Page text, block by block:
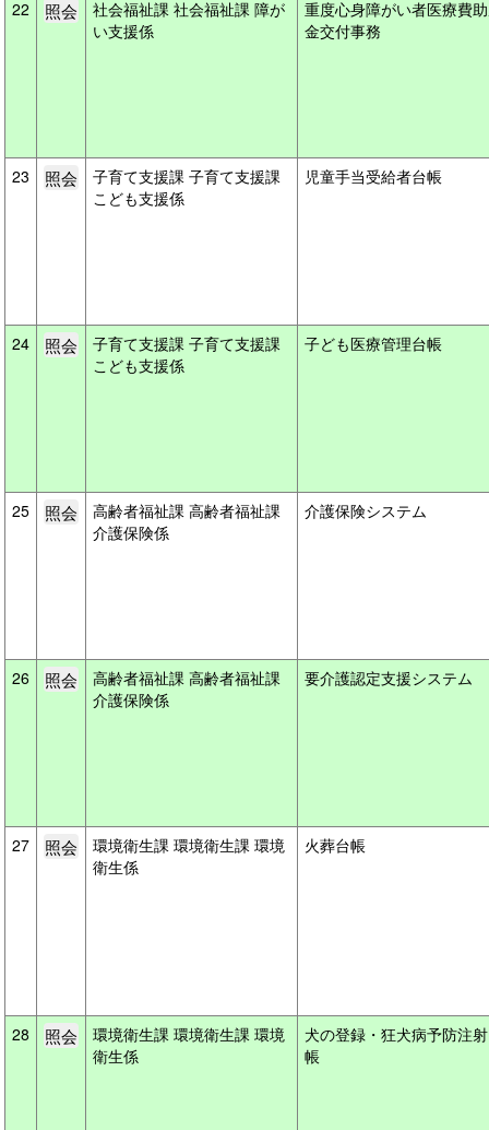
22
社会福祉課 社会福祉課 障が
い支援係
重度心身障がい者医療費
金交付事務
23
子育て支援課 子育て支援課
こども支援係
児童手当受給者台帳
24
子育て支援課 子育て支援課
こども支援係
子ども医療管理台帳
25
高齢者福祉課 高齢者福祉課
介護保険係
介護保険システム
26
高齢者福祉課 高齢者福祉課
介護保険係
要介護認定支援システム
27
環境衛生課 環境衛生課 環境
衛生係
火葬台帳
28
環境衛生課 環境衛生課 環境
衛生係
犬の登録・狂犬病予防注
帳